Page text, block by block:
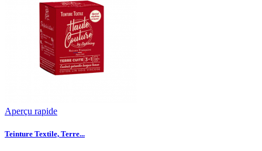
Aperçu rapide
Teinture Textile, Terre...